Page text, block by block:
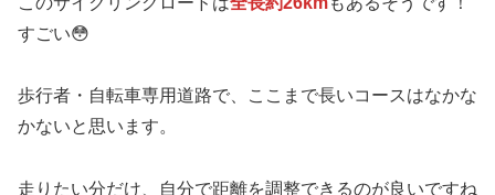
すごい😳
歩行者・自転車専用道路で、ここまで長いコースはなかな
かないと思います。
走りたい分だけ、自分で距離を調整できるのが良いですね